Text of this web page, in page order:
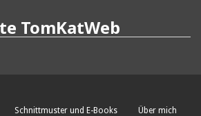
TomKatWeb
Schnittmuster und E-Books Über mich